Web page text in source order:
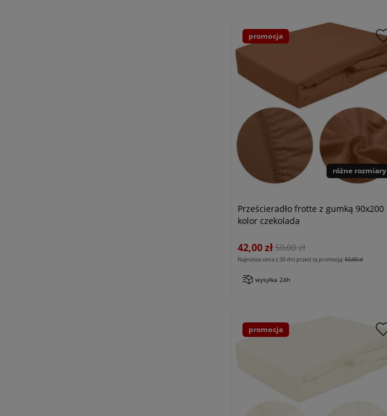
różne rozmiary
Prześcieradło frotte z gumką 90x200
kolor czekolada
42,00 zł 50,00 zł
Najniższa cena z 30 dni przed tą promocją:50,00 zł
wysyłka 24h
promocja
promocja